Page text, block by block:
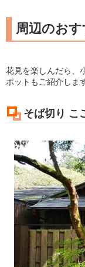
周辺のお
花見を楽しんだら、
ポットもご紹介しま
そば切り こ